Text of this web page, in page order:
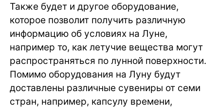
Также будет и другое оборудование,
которое позволит получить различную
информацию об условиях на Луне,
например то, как летучие вещества могут
распространяться по лунной поверхности.
Помимо оборудования на Луну будут
доставлены различные сувениры от семи
стран, например, капсулу времени,